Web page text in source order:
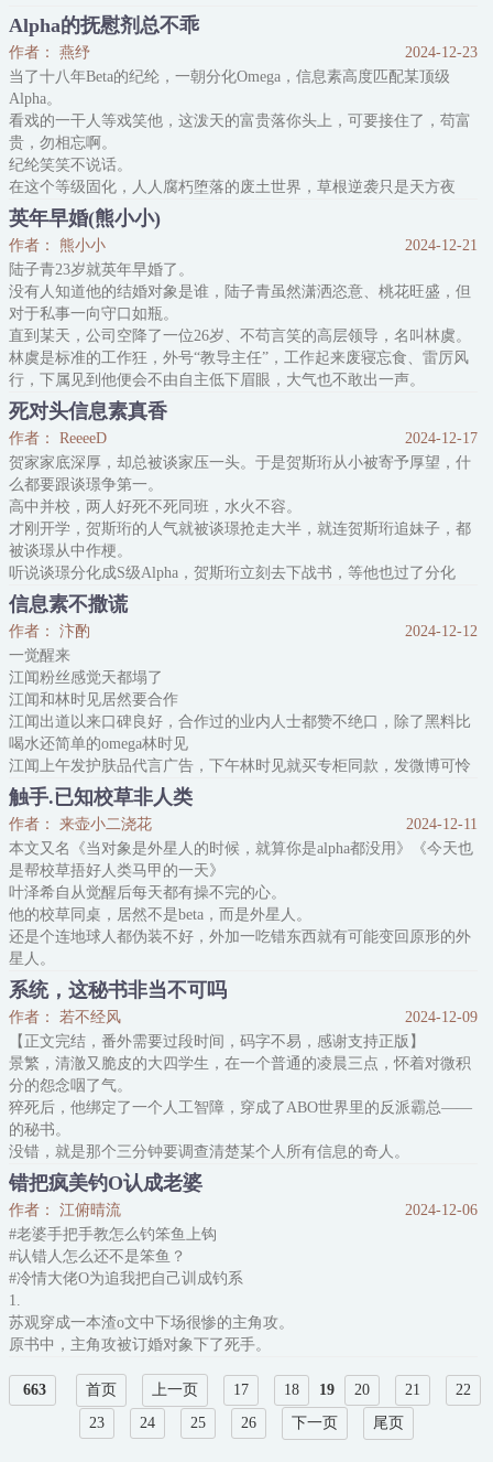
颜照影是A市Alpha里出了名的不好惹，她妖冶美貌，傲慢恣意，仗着
身世横行霸道，谁也入不了她的眼。
但面对林寒露，她放下所有的骄傲和反骨，为林寒露披荆斩棘、倾其
所有，只为博她一笑。
好友暗示她：“林寒露对你有点冷淡。”
颜照影不以为意：“她这个人性格淡，不是不喜欢我。”
*
直到林
Alpha的抚慰剂总不乖
作者： 燕纾
2024-12-23
当了十八年Beta的纪纶，一朝分化Omega，信息素高度匹配某顶级
Alpha。
看戏的一干人等戏笑他，这泼天的富贵落你头上，可要接住了，苟富
贵，勿相忘啊。
纪纶笑笑不说话。
在这个等级固化，人人腐朽堕落的废土世界，草根逆袭只是天方夜
谭。
凭那一点信息素，哪里够？
-
首都城的新阳高中，西院学生鱼龙混杂，东院权贵云集，个顶个尊贵
的Alpha。
东院一堆高不可攀的世家贵族和王城继承人，顾容与是那位佼佼
者。
凭着惊人美貌、强悍实力和头痛的隐疾，被广大师生评为全校“最想
被拥抱的梦中情人”榜首。
英年早婚(熊小小)
作者： 熊小小
2024-12-21
陆子青23岁就英年早婚了。
没有人知道他的结婚对象是谁，陆子青虽然潇洒恣意、桃花旺盛，但
对于私事一向守口如瓶。
直到某天，公司空降了一位26岁、不苟言笑的高层领导，名叫林虞。
林虞是标准的工作狂，外号“教导主任”，工作起来废寝忘食、雷厉风
行，下属见到他便会不由自主低下眉眼，大气也不敢出一声。
连向来随性恣意的陆子青，在林虞面前也会正经三分。
“上会材料扫描后发给我，另外打五份，给其他部门领导送去。”
“下周的培训提前了三天，你拟好日程安排，下班前给我。”
“办公时间严禁做私事，你不知道吗。”
死对头信息素真香
作者： ReeeeD
2024-12-17
贺家家底深厚，却总被谈家压一头。于是贺斯珩从小被寄予厚望，什
么都要跟谈璟争第一。
高中并校，两人好死不死同班，水火不容。
才刚开学，贺斯珩的人气就被谈璟抢走大半，就连贺斯珩追妹子，都
被谈璟从中作梗。
听说谈璟分化成S级Alpha，贺斯珩立刻去下战书，等他也过了分化
期，要与他进行信息素PK。
然而，再起冲突时，一直没分化迹象的贺斯珩，忽然面色潮红，双腿
发软，栽倒在谈璟怀里。
谈璟垂眸睨着他，指腹轻轻摩挲他后颈：“恭喜，你分化成了
Omega。”
贺斯珩如杠精附体脱口而出：“那老子也是最厉害的Ome
信息素不撒谎
作者： 汴酌
2024-12-12
一觉醒来
江闻粉丝感觉天都塌了
江闻和林时见居然要合作
江闻出道以来口碑良好，合作过的业内人士都赞不绝口，除了黑料比
喝水还简单的omega林时见
江闻上午发护肤品代言广告，下午林时见就买专柜同款，发微博可怜
兮兮说用了过敏
江闻前脚官宣要开巡回演唱会，各大娱乐圈好友纷纷平台打歌支持
其中多个绯闻对象尤为积极，后脚林时见就转发微博评论难听
江闻新电影做宣传，戏里和omega演员举止亲密，记者采访看首映一
直冷脸的林时见有何体会？
林时见评价:感情很假
此类事情多如牛毛
对此江闻从未回复
-
触手.已知校草非人类
作者： 来壶小二浇花
2024-12-11
本文又名《当对象是外星人的时候，就算你是alpha都没用》《今天也
是帮校草捂好人类马甲的一天》
叶泽希自从觉醒后每天都有操不完的心。
他的校草同桌，居然不是beta，而是外星人。
还是个连地球人都伪装不好，外加一吃错东西就有可能变回原形的外
星人。
唯一知道这个秘密的叶泽希：......
大哥！那个草莓真的不能多吃！这个芒果也不行！抓狂JPG
后来
叶泽希：等等，你说你有什么期？发情期？？？你个外星生物怎么也
会有发情期？你说几天？！一个星期？！alpha的易感期都只有三天！
凭什么外星生物的发情
系统，这秘书非当不可吗
作者： 若不经风
2024-12-09
【正文完结，番外需要过段时间，码字不易，感谢支持正版】
景繁，清澈又脆皮的大四学生，在一个普通的凌晨三点，怀着对微积
分的怨念咽了气。
猝死后，他绑定了一个人工智障，穿成了ABO世界里的反派霸总——
的秘书。
没错，就是那个三分钟要调查清楚某个人所有信息的奇人。
系统：你是天选之人，拯救世界就靠你了。手握剧本，逆天开挂，打
脸吃瓜——
景繁：哈。
系统：这些都没有。
景繁：？
金手指是塑料做的，不仅帮不上忙，连剧本都得追！连！载！
秉持着“来都来了，还能去死咋滴”原则，景繁连夜恶补霸总文学，踏
错把疯美钓O认成老婆
作者： 江俯晴流
2024-12-06
#老婆手把手教怎么钓笨鱼上钩
#认错人怎么还不是笨鱼？
#冷情大佬O为追我把自己训成钓系
1.
苏观穿成一本渣o文中下场很惨的主角攻。
原书中，主角攻被订婚对象下了死手。
纷至沓来、断手折腿……
苏观：我一定要和这渣o结婚吗 ？
系统：她不渣，只是原主方法不对，还请宿主予以修正。
663 首页 上一页 17 18 19 20 21
22
23
24 25 26 下一页 尾页